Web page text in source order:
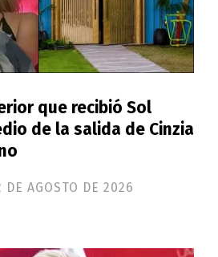
que recibió Sol
de la salida de Cinzia
DE AGOSTO DE 2026